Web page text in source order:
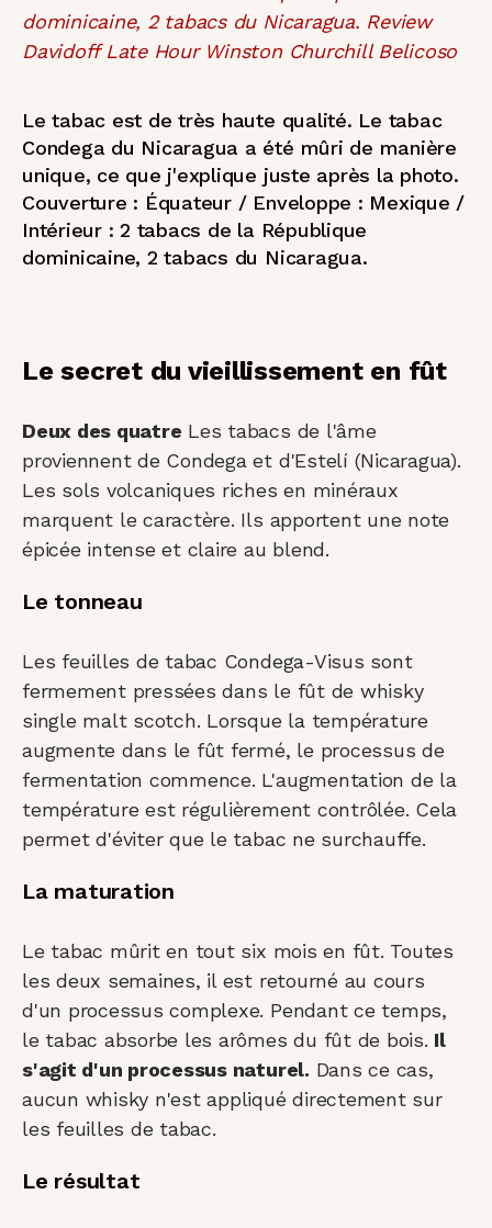
Le tabac est de très haute qualité. Le tabac
Condega du Nicaragua a été mûri de manière
unique, ce que j'explique juste après la photo.
Couverture : Équateur / Enveloppe : Mexique /
Intérieur : 2 tabacs de la République
dominicaine, 2 tabacs du Nicaragua.
Le secret du vieillissement en fût
Deux des quatre Les tabacs de l'âme
proviennent de Condega et d'Estelí (Nicaragua).
Les sols volcaniques riches en minéraux
marquent le caractère. Ils apportent une note
épicée intense et claire au blend.
Le tonneau
Les feuilles de tabac Condega-Visus sont
fermement pressées dans le fût de whisky
single malt scotch. Lorsque la température
augmente dans le fût fermé, le processus de
fermentation commence. L'augmentation de la
température est régulièrement contrôlée. Cela
permet d'éviter que le tabac ne surchauffe.
La maturation
Le tabac mûrit en tout six mois en fût. Toutes
les deux semaines, il est retourné au cours
d'un processus complexe. Pendant ce temps,
le tabac absorbe les arômes du fût de bois. Il
s'agit d'un processus naturel. Dans ce cas,
aucun whisky n'est appliqué directement sur
les feuilles de tabac.
Le résultat